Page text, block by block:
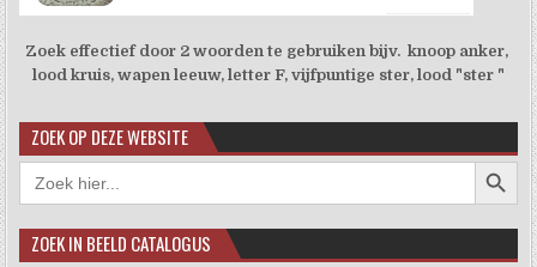
Zoek effectief door 2 woorden te gebruiken bijv. knoop anker,
lood kruis, wapen leeuw, letter F, vijfpuntige ster, lood "ster "
ZOEK OP DEZE WEBSITE
Zoek
naar:
ZOEK IN BEELD CATALOGUS